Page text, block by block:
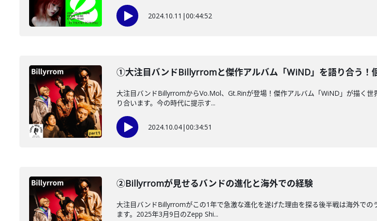
2024.10.11 |00:44:52
①大注目バンドBillyrromと傑作アルバム「WiND」を語り合う！
大注目バンドBillyrromからVo.Mol、Gt.Rinが登場！傑作アルバム「WiND」が描く
り合います。今の時代に提示す...
2024.10.04|00:34:51
②Billyrromが見せるバンドの進化と海外での経験
大注目バンドBillyrromがこの1年で急激な進化を遂げた理由を探る後半戦は海外で
ます。2025年3月9日のZepp Shi...